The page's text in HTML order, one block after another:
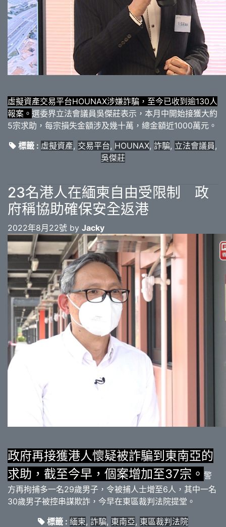
虛擬資產交易平台HOUNAX涉嫌詐騙，至今已收到逾130人
報案。 選委界立法會議員吳傑莊表示，本月中開始接獲大約
5宗求助，每宗損失金額涉及幾十萬，總金額近1000萬元。
標籤 : 虛擬資產, 交易平台, HOUNAX, 詐騙, 立法會議員,
吳傑莊
23名港人在緬柬自由受限制 政
府稱協助確保安全返港
2022年8月22號 by Jacky
政府再接獲港人懷疑被詐騙到東南亞的
求助，截至今早，個案增加至37宗。 警
方再拘捕多一名29歲男子，令被捕人士增至6人，其中一名
30歲男子被控串謀欺詐，今早在東區裁判法院提堂。
標籤 : 緬柬, 詐騙, 東南亞, 東區裁判法院